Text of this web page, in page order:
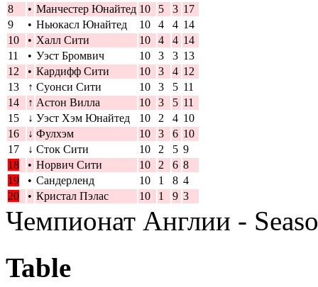
8
• Манчестер Юнайтед 10 5 3 17
9
• Ньюкасл Юнайтед 10 4 4 14
10
• Халл Сити 10 4 4 14
11
• Уэст Бромвич 10 3 3 13
12
• Кардифф Сити 10 3 4 12
13
↑ Суонси Сити 10 3 5 11
14
↑ Астон Вилла 10 3 5 11
15
↓ Уэст Хэм Юнайтед 10 2 4 10
16
↓ Фулхэм 10 3 6 10
17
↓ Сток Сити 10 2 5 9
18
• Норвич Сити 10 2 6 8
19
• Сандерленд 10 1 8 4
20
• Кристал Пэлас 10 1 9 3
Чемпионат Англии -
Table